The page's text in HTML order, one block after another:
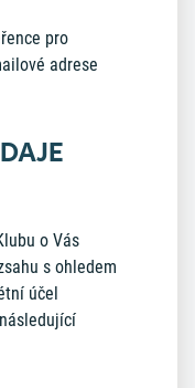
pro
adrese
o Vás
s ohledem
účel